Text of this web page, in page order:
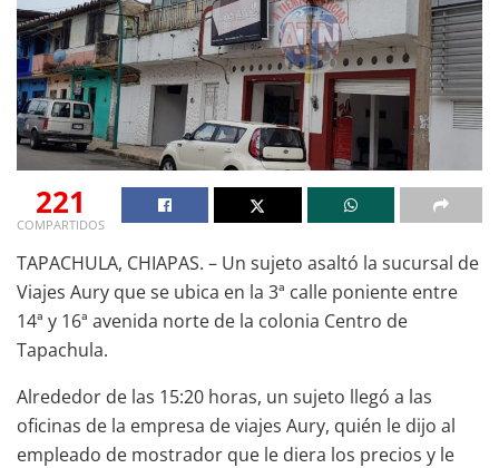
221
COMPARTIDOS
TAPACHULA, CHIAPAS. – Un sujeto asaltó la sucursal de
Viajes Aury que se ubica en la 3ª calle poniente entre
14ª y 16ª avenida norte de la colonia Centro de
Tapachula.
Alrededor de las 15:20 horas, un sujeto llegó a las
oficinas de la empresa de viajes Aury, quién le dijo al
empleado de mostrador que le diera los precios y le